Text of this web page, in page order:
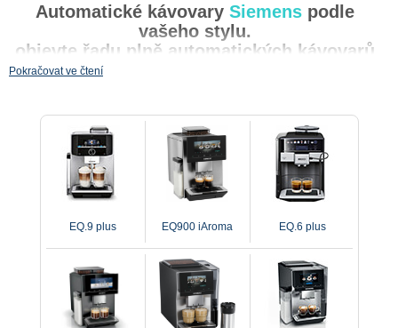
Automatické kávovary Siemenspodle
vašeho stylu.
objevte řadu plně automatických kávovarů
Siemens EQ.
Pokračovat ve čtení
EQ.9 plus EQ900 iAroma EQ.6 plus